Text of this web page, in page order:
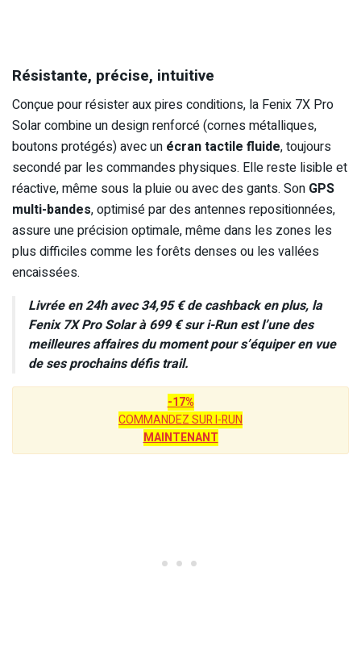
Résistante, précise, intuitive
Conçue pour résister aux pires conditions, la Fenix 7X Pro
Solar combine un design renforcé (cornes métalliques,
boutons protégés) avec un écran tactile fluide, toujours
secondé par les commandes physiques. Elle reste lisible et
réactive, même sous la pluie ou avec des gants. Son GPS
multi-bandes, optimisé par des antennes repositionnées,
assure une précision optimale, même dans les zones les
plus difficiles comme les forêts denses ou les vallées
encaissées.
Livrée en 24h avec 34,95 € de cashback en plus, la
Fenix 7X Pro Solar à 699 € sur i-Run est l’une des
meilleures affaires du moment pour s’équiper en vue
de ses prochains défis trail.
-17%
COMMANDEZ SUR I-RUN
MAINTENANT